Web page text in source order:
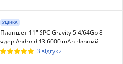
УЦІНКА
Планшет 11" SPC Gravity 5 4/64Gb 8
ядер Android 13 6000 mAh Чорний
3 відгуки